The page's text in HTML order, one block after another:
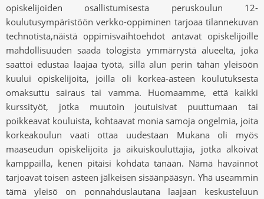
opiskelijoiden osallistumisesta peruskoulun 12-
koulutusympäristöön verkko-oppiminen tarjoaa tilannekuvan
technotista,näistä oppimisvaihtoehdot antavat opiskelijoille
mahdollisuuden saada tologista ymmärrystä alueelta, joka
saattoi edustaa laajaa työtä, sillä alun perin tähän yleisöön
kuului opiskelijoita, joilla oli korkea-asteen koulutuksesta
omaksuttu sairaus tai vamma. Huomaamme, että kaikki
kurssityöt, jotka muutoin joutuisivat puuttumaan tai
poikkeavat kouluista, kohtaavat monia samoja ongelmia, joita
korkeakoulun vaati ottaa uudestaan ​​Mukana oli myös
maaseudun opiskelijoita ja aikuiskouluttajia, jotka alkoivat
kamppailla, kenen pitäisi kohdata tänään. Nämä havainnot
tarjoavat toisen asteen jälkeisen sisäänpääsyn. Yhä useammin
tämä yleisö on ponnahduslautana laajaan keskusteluun